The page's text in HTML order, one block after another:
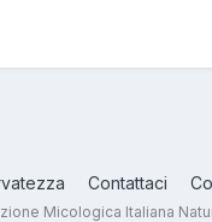
Contattaci
Micologica Italiana